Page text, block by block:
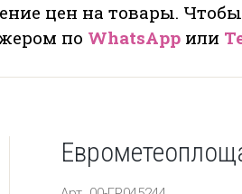
цен на товары.
по WhatsApp или